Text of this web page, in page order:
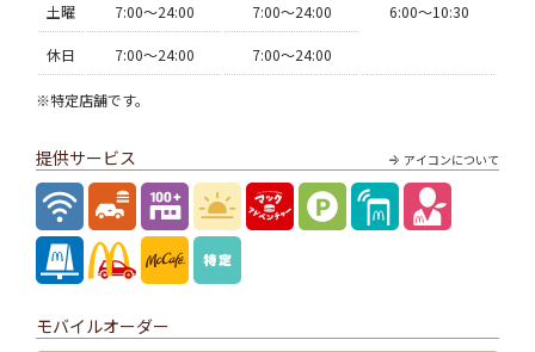
6:00〜10:30
土曜 7:00〜24:00 7:00〜24:00
休日 7:00〜24:00 7:00〜24:00
※特定店舗です。
アイコンについて
提供サービス
モバイルオーダー